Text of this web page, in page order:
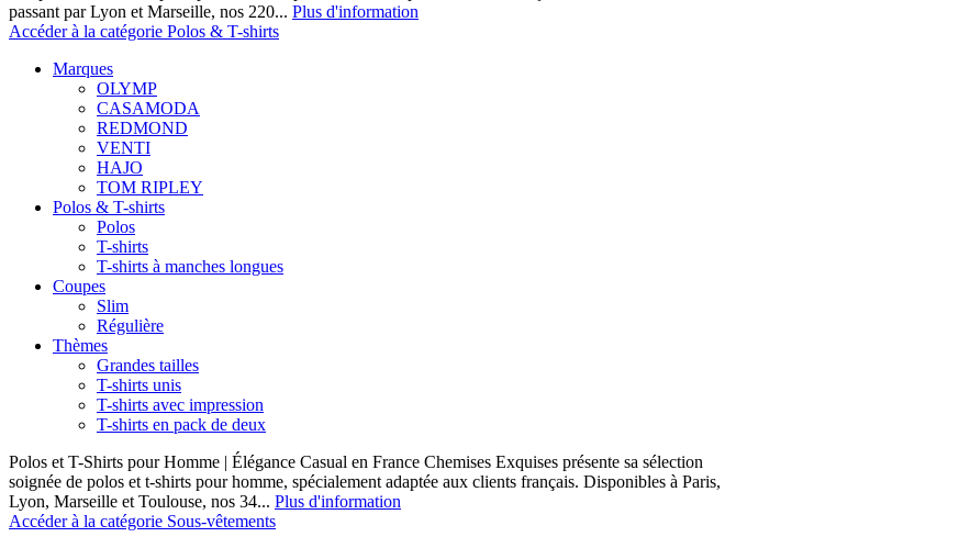
passant par Lyon et Marseille, nos 220... Plus d'information
Accéder à la catégorie Polos & T-shirts
Marques
OLYMP
CASAMODA
REDMOND
VENTI
HAJO
TOM RIPLEY
Polos & T-shirts
Polos
T-shirts
T-shirts à manches longues
Coupes
Slim
Régulière
Thèmes
Grandes tailles
T-shirts unis
T-shirts avec impression
T-shirts en pack de deux
Polos et T-Shirts pour Homme | Élégance Casual en France Chemises Exquises présente sa sélection
soignée de polos et t-shirts pour homme, spécialement adaptée aux clients français. Disponibles à Paris,
Lyon, Marseille et Toulouse, nos 34... Plus d'information
Accéder à la catégorie Sous-vêtements